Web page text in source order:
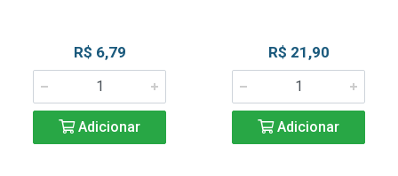
R$ 6,79
Adicionar
R$ 21,90
Adicionar